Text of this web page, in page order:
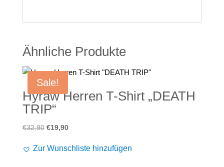
Ähnliche Produkte
Sale!
Hyraw Herren T-Shirt „DEATH
TRIP“
€32,90 Ursprünglicher
war:
€19,90Aktueller
ist:
Zur Wunschliste hinzufügen